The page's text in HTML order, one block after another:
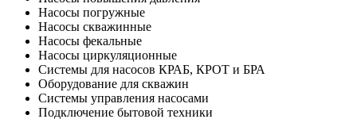
Насосы погружные
Насосы скважинные
Насосы фекальные
Насосы циркуляционные
Системы для насосов КРАБ, КРОТ и БРА
Оборудование для скважин
Системы управления насосами
Подключение бытовой техники